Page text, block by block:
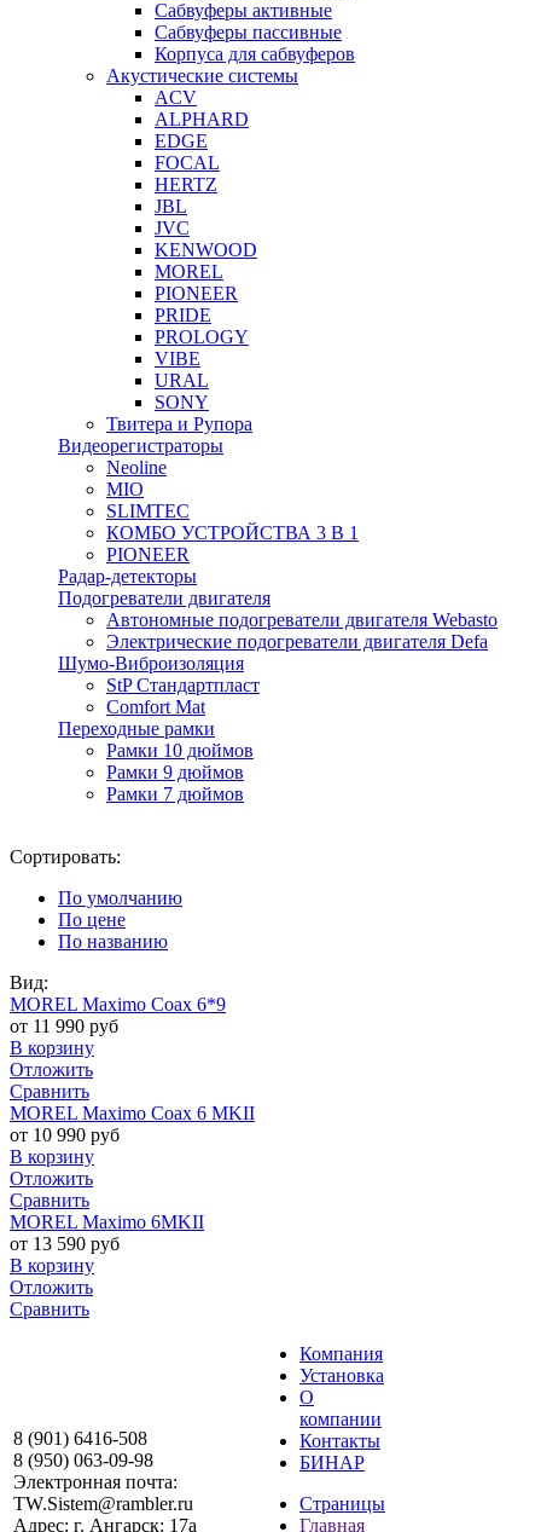
Сабвуферы активные
Сабвуферы пассивные
Корпуса для сабвуферов
Акустические системы
ACV
ALPHARD
EDGE
FOCAL
HERTZ
JBL
JVC
KENWOOD
MOREL
PIONEER
PRIDE
PROLOGY
VIBE
URAL
SONY
Твитера и Рупора
Видеорегистраторы
Neoline
MIO
SLIMTEC
КОМБО УСТРОЙСТВА 3 В 1
PIONEER
Радар-детекторы
Подогреватели двигателя
Автономные подогреватели двигателя Webasto
Электрические подогреватели двигателя Defa
Шумо-Виброизоляция
StP Стандартпласт
Comfort Mat
Переходные рамки
Рамки 10 дюймов
Рамки 9 дюймов
Рамки 7 дюймов
Сортировать:
По умолчанию
По цене
По названию
Вид:
MOREL Maximo Coax 6*9
от 11 990 руб
В корзину
Отложить
Сравнить
MOREL Maximo Coax 6 MKII
от 10 990 руб
В корзину
Отложить
Сравнить
MOREL Maximo 6MKII
от 13 590 руб
В корзину
Отложить
Сравнить
8 (901) 6416-508
8 (950) 063-09-98
Электронная почта:
TW.Sistem@rambler.ru
Адрес: г. Ангарск: 17а
Компания
Установка
О
компании
Контакты
БИНАР
Страницы
Главная